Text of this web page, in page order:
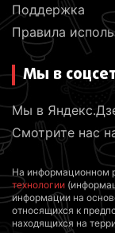
Поддержка
Правила
Мы в
Мы в
Смотрите нас
На информационном
технологии
информации на
относящихся к
находящихся на